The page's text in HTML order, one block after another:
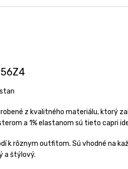
z kvalitného materiálu, ktorý
a 1% elastanom sú tieto capri
k rôznym outfitom. Sú vhodné na
a štýlový.